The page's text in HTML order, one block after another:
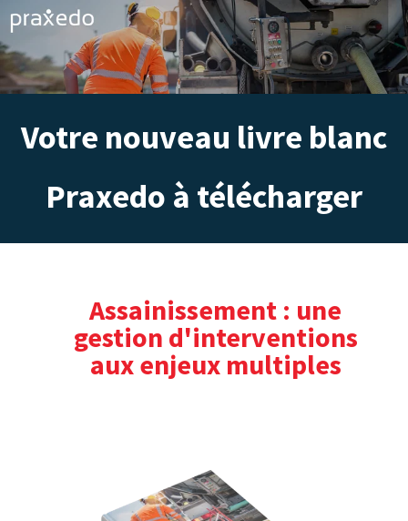
Votre nouveau livre blanc
Praxedo à télécharger
Assainissement : une
gestion d'interventions
aux enjeux multiples